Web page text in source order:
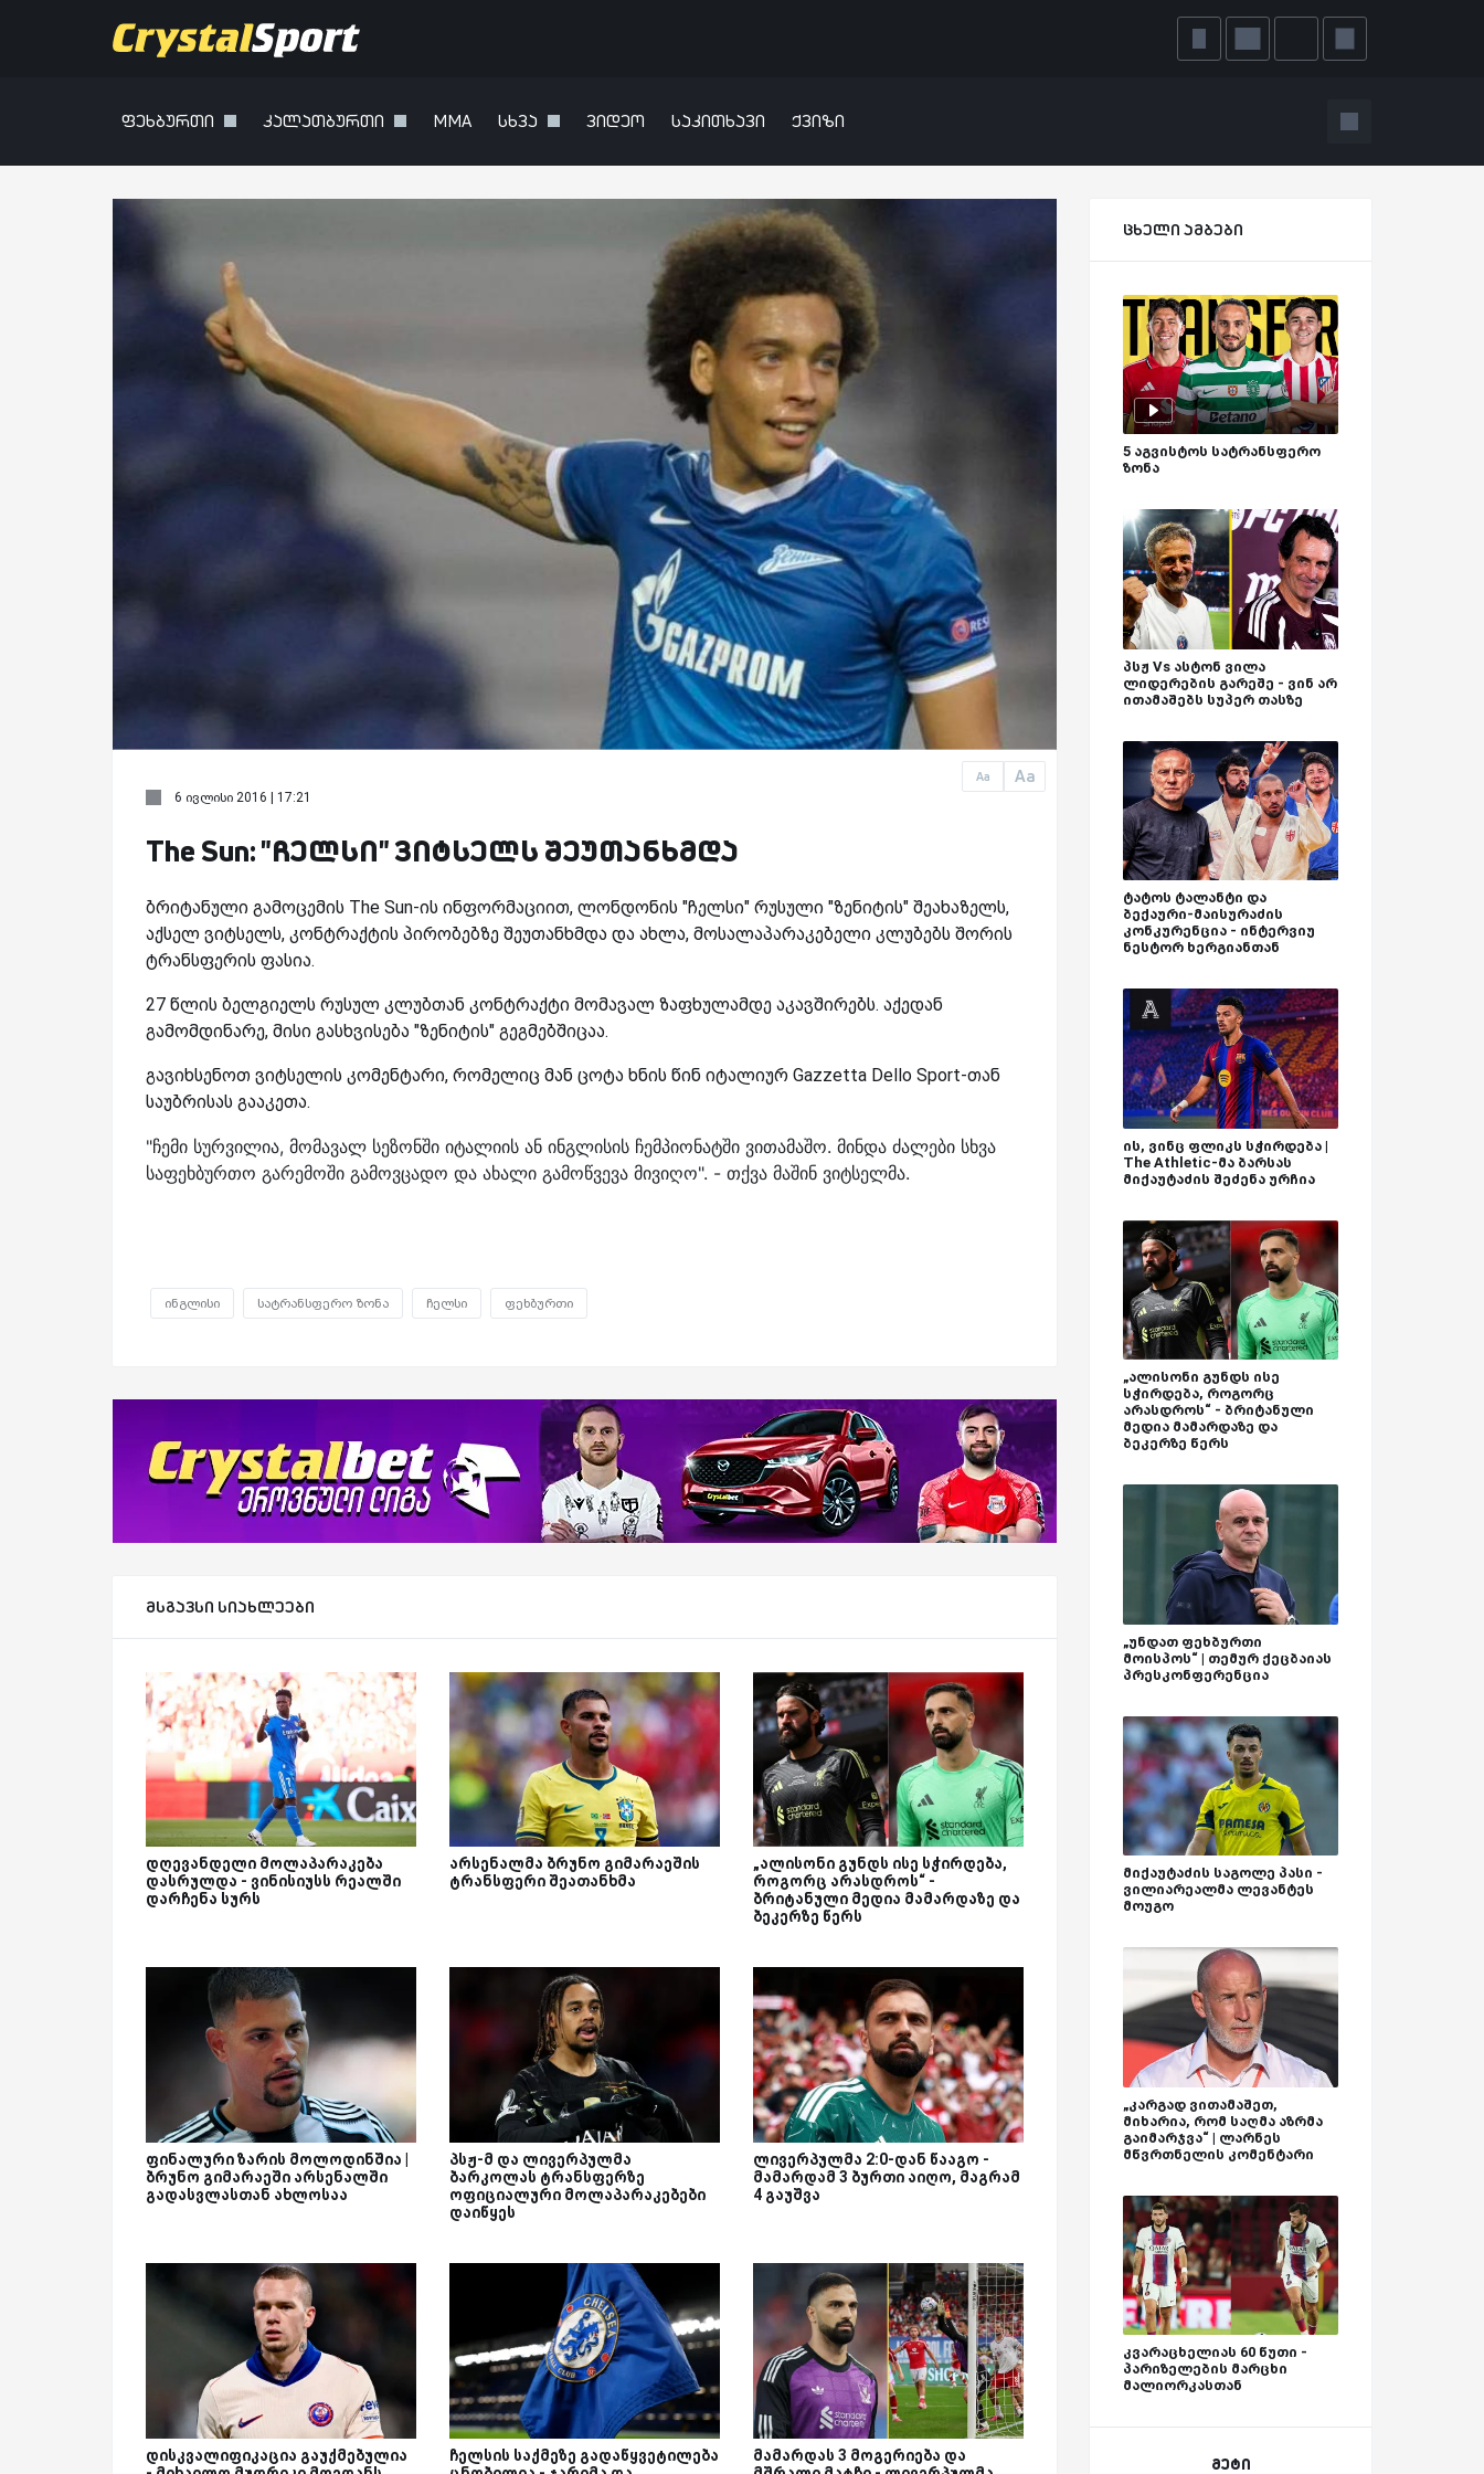
ფეხბურთი კალათბურთი MMA სხვა ვიდეო საკითხავი ქვიზი
Aa Aa
6 ივლისი 2016 | 17:21
The Sun: "ჩელსი" ვიტსელს შეუთანხმდა
ბრიტანული გამოცემის The Sun-ის ინფორმაციით, ლონდონის "ჩელსი" რუსული "ზენიტის" შეახაზელს,
აქსელ ვიტსელს, კონტრაქტის პირობებზე შეუთანხმდა და ახლა, მოსალაპარაკებელი კლუბებს შორის
ტრანსფერის ფასია.
27 წლის ბელგიელს რუსულ კლუბთან კონტრაქტი მომავალ ზაფხულამდე აკავშირებს. აქედან
გამომდინარე, მისი გასხვისება "ზენიტის" გეგმებშიცაა.
გავიხსენოთ ვიტსელის კომენტარი, რომელიც მან ცოტა ხნის წინ იტალიურ Gazzetta Dello Sport-თან
საუბრისას გააკეთა.
"ჩემი სურვილია, მომავალ სეზონში იტალიის ან ინგლისის ჩემპიონატში ვითამაშო. მინდა ძალები სხვა
საფეხბურთო გარემოში გამოვცადო და ახალი გამოწვევა მივიღო". - თქვა მაშინ ვიტსელმა.
ინგლისი სატრანსფერო ზონა ჩელსი ფეხბურთი
მსგავსი სიახლეები
დღევანდელი მოლაპარაკება
დასრულდა - ვინისიუსს რეალში
დარჩენა სურს
არსენალმა ბრუნო გიმარაეშის
ტრანსფერი შეათანხმა
„ალისონი გუნდს ისე სჭირდება,
როგორც არასდროს“ -
ბრიტანული მედია მამარდაზე და
ბეკერზე წერს
ფინალური ზარის მოლოდინშია |
ბრუნო გიმარაეში არსენალში
გადასვლასთან ახლოსაა
პსჟ-მ და ლივერპულმა
ბარკოლას ტრანსფერზე
ოფიციალური მოლაპარაკებები
დაიწყეს
ლივერპულმა 2:0-დან წააგო -
მამარდამ 3 ბურთი აიღო, მაგრამ
4 გაუშვა
დისკვალიფიკაცია გაუქმებულია
ჩელსის საქმეზე გადაწყვეტილება
მამარდას 3 მოგერიება და
ცხელი ამბები
5 აგვისტოს სატრანსფერო
ზონა
პსჟ Vs ასტონ ვილა
ლიდერების გარეშე - ვინ არ
ითამაშებს სუპერ თასზე
ტატოს ტალანტი და
ბექაური-მაისურაძის
კონკურენცია - ინტერვიუ
ნესტორ ხერგიანთან
ის, ვინც ფლიკს სჭირდება |
The Athletic-მა ბარსას
მიქაუტაძის შეძენა ურჩია
„ალისონი გუნდს ისე
სჭირდება, როგორც
არასდროს“ - ბრიტანული
მედია მამარდაზე და
ბეკერზე წერს
„უნდათ ფეხბურთი
მოისპოს“ | თემურ ქეცბაიას
პრესკონფერენცია
მიქაუტაძის საგოლე პასი -
ვილიარეალმა ლევანტეს
მოუგო
„კარგად ვითამაშეთ,
მიხარია, რომ საღმა აზრმა
გაიმარჯვა“ | ლარნეს
მწვრთნელის კომენტარი
კვარაცხელიას 60 წუთი -
პარიზელების მარცხი
მალიორკასთან
მეტი